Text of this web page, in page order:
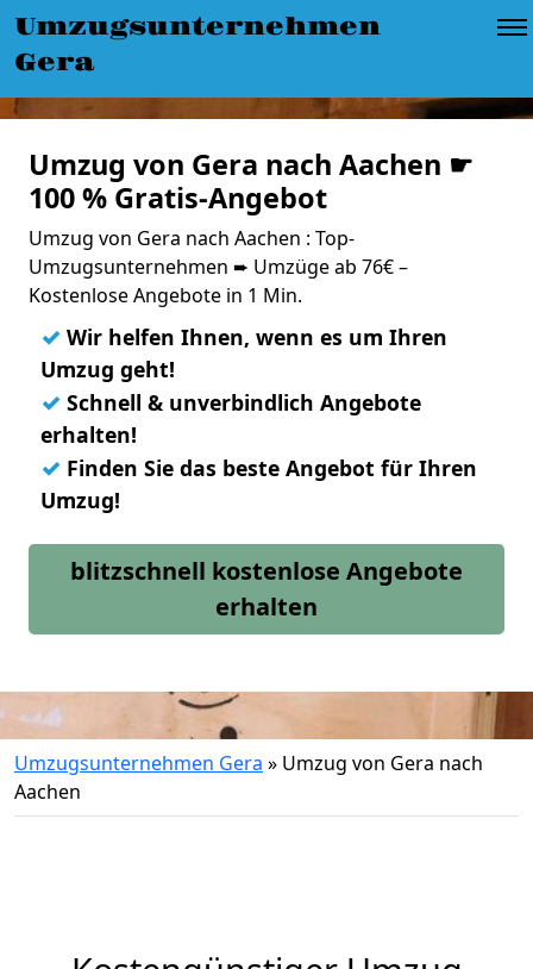
Umzugsunternehmen
Gera
Umzug von Gera nach Aachen ☛
100 % Gratis-Angebot
Umzug von Gera nach Aachen : Top-
Umzugsunternehmen ➨ Umzüge ab 76€ –
Kostenlose Angebote in 1 Min.
✓ Wir helfen Ihnen, wenn es um Ihren
Umzug geht!
✓ Schnell & unverbindlich Angebote
erhalten!
✓ Finden Sie das beste Angebot für Ihren
Umzug!
blitzschnell kostenlose Angebote
erhalten
Umzugsunternehmen Gera » Umzug von Gera nach
Aachen